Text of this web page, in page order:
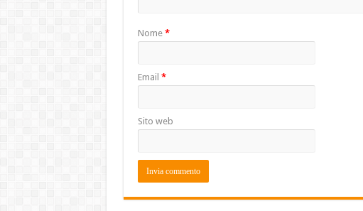
Nome *
Email *
Sito web